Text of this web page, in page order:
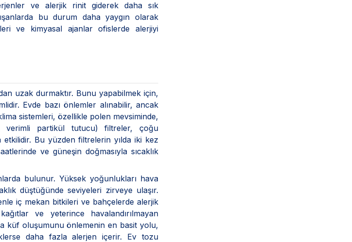
ve alerjik rinit giderek daha sık
bu durum daha yaygın olarak
ve kimyasal ajanlar ofislerde alerjiyi
uzak durmaktır. Bunu yapabilmek için,
Evde bazı önlemler alınabilir, ancak
sistemleri, özellikle polen mevsiminde,
verimli partikül tutucu) filtreler, çoğu
etkilidir. Bu yüzden filtrelerin yılda iki kez
ve güneşin doğmasıyla sıcaklık
bulunur. Yüksek yoğunlukları hava
düştüğünde seviyeleri zirveye ulaşır.
iç mekan bitkileri ve bahçelerde alerjik
ve yeterince havalandırılmayan
küf oluşumunu önlemenin en basit yolu,
daha fazla alerjen içerir. Ev tozu